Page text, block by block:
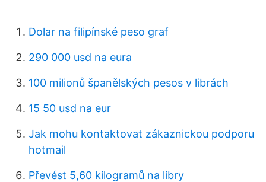
Dolar na filipínské peso graf
290 000 usd na eura
100 milionů španělských pesos v librách
15 50 usd na eur
Jak mohu kontaktovat zákaznickou podporu
hotmail
Převést 5,60 kilogramů na libry